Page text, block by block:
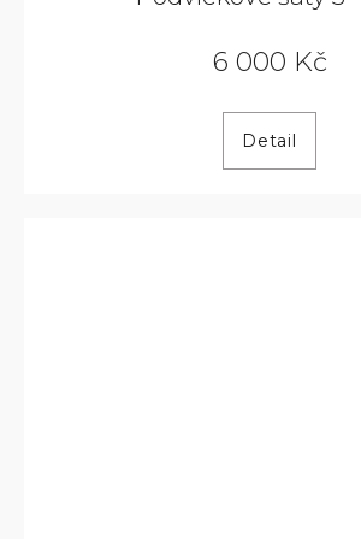
6 000 Kč
Detail